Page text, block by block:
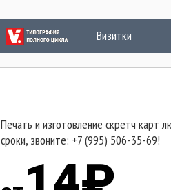
Визитки
Печать и изготовление скретч карт
сроки, звоните: +7 (995) 506-35-69!